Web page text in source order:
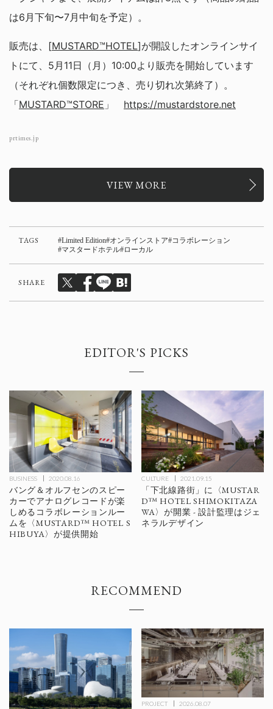
は6月下旬〜7月中旬を予定）。
販売は、[MUSTARD™️HOTEL]が開設したオンラインサイ
トにて、5月11日（月）10:00より販売を開始しています
（それぞれ個数限定につき、売り切れ次第終了）。
「MUSTARD™STORE 」 https://mustardstore.net
prtimes.jp
VIEW MORE
TAGS Limited Edition オンラインストア コラボレーション
マスタードホテル ローカル
SHARE
EDITOR'S PICKS
BUSINESS 2020.08.16
バング＆オルフセンのスピー
カーでアナログレコードが楽
しめるコラボレーションルー
ムを〈MUSTARD™ HOTEL S
HIBUYA〉が提供開始
CULTURE 2021.09.15
「下北線路街」に〈MUSTAR
D™ HOTEL SHIMOKITAZA
WA〉が開業 - 設計監理はジェ
ネラルデザイン
RECOMMEND
PROJECT 2026.08.07